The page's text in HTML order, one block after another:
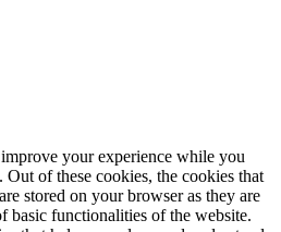
your experience while you
of these cookies, the cookies that
stored on your browser as they are
basic functionalities of the website.